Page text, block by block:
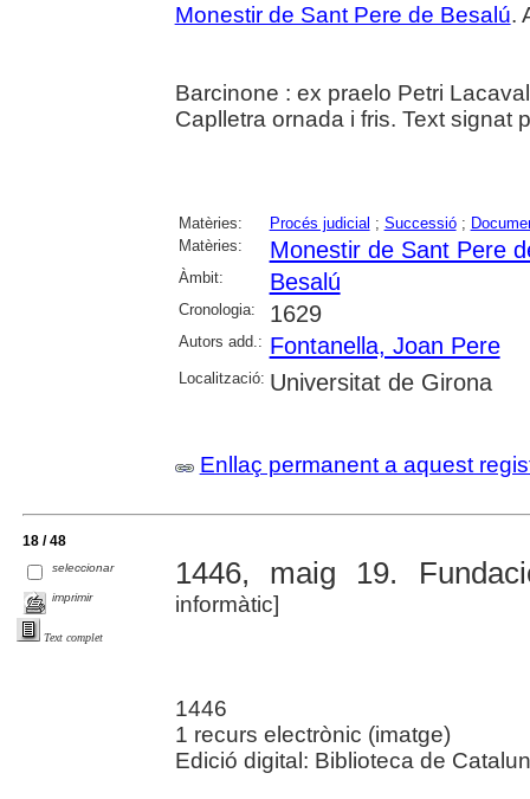
Monestir de Sant Pere de Besalú.
Barcinone : ex praelo Petri
Caplletra ornada i fris. Text signat
Matèries: Procés judicial ; Successió;
Matèries:
Monestir de Sant Pere
Àmbit: Besalú
Cronologia: 1629
Autors add.: Fontanella, Joan Pere
Localització: Universitat de Girona
Enllaç permanent a aquest
18 / 48
seleccionar
imprimir
Text complet
1446, maig 19.
informàtic]
1446
1 recurs electrònic (imatge)
Edició digital: Biblioteca de